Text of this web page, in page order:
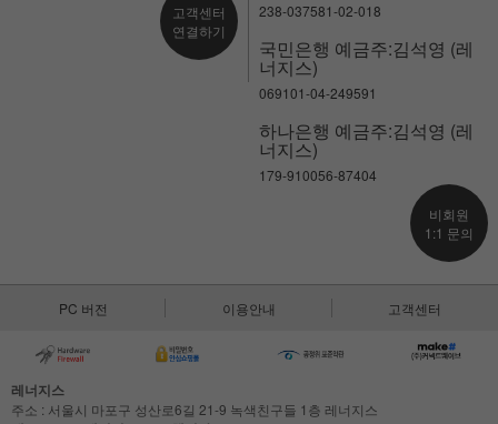
고객센터
연결하기
238-037581-02-018
국민은행 예금주:김석영 (레
너지스)
069101-04-249591
하나은행 예금주:김석영 (레
너지스)
179-910056-87404
비회원
1:1 문의
PC 버전 이용안내 고객센터
레너지스
주소 : 서울시 마포구 성산로6길 21-9 녹색친구들 1층 레너지스